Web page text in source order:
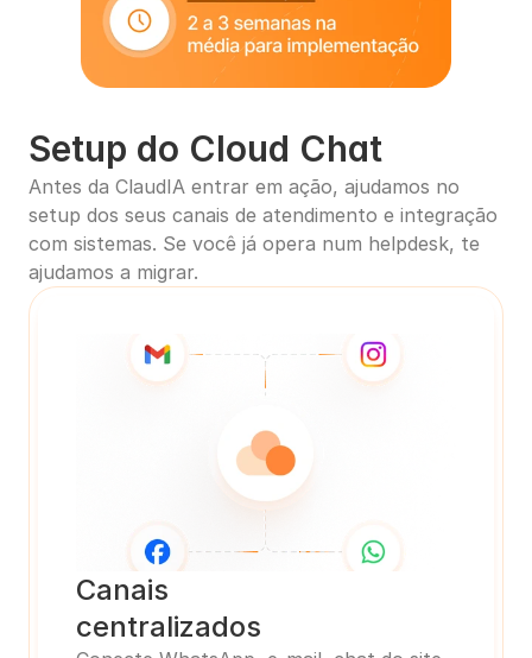
Setup do Cloud Chat
Antes da ClaudIA entrar em ação, ajudamos no
setup dos seus canais de atendimento e integração
com sistemas. Se você já opera num helpdesk, te
ajudamos a migrar.
Canais
centralizados